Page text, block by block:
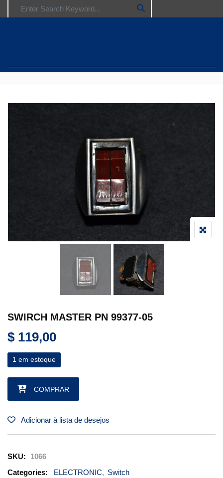
SWIRCH MASTER PN 99377-05
$ 119,00
1 em estoque
SWIRCH MASTER PN 99377-05 quantidade
COMPRAR
Adicionar à lista de desejos
SKU:
1066
Categories:
ELECTRONIC, Switch